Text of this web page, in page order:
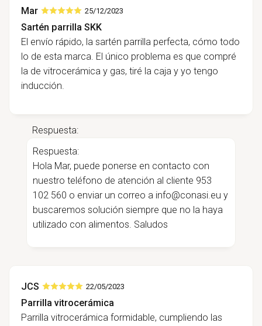
Mar 25/12/2023
Sartén parrilla SKK
El envío rápido, la sartén parrilla perfecta, cómo todo
lo de esta marca. El único problema es que compré
la de vitrocerámica y gas, tiré la caja y yo tengo
inducción.
Respuesta:
Respuesta:
Hola Mar, puede ponerse en contacto con
nuestro teléfono de atención al cliente 953
102 560 o enviar un correo a info@conasi.eu y
buscaremos solución siempre que no la haya
utilizado con alimentos. Saludos
JCS 22/05/2023
Parrilla vitrocerámica
Parrilla vitrocerámica formidable, cumpliendo las